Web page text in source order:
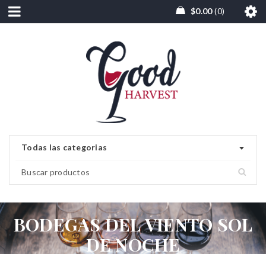
$0.00 0
Todas las categorias
BODEGAS DEL VIENTO SOL
DE NOCHE